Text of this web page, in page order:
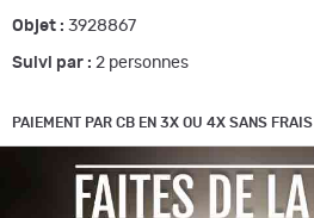
Objet : 3928867
Suivi par : 2 personnes
PAIEMENT PAR CB EN 3X OU 4X SANS FRAIS